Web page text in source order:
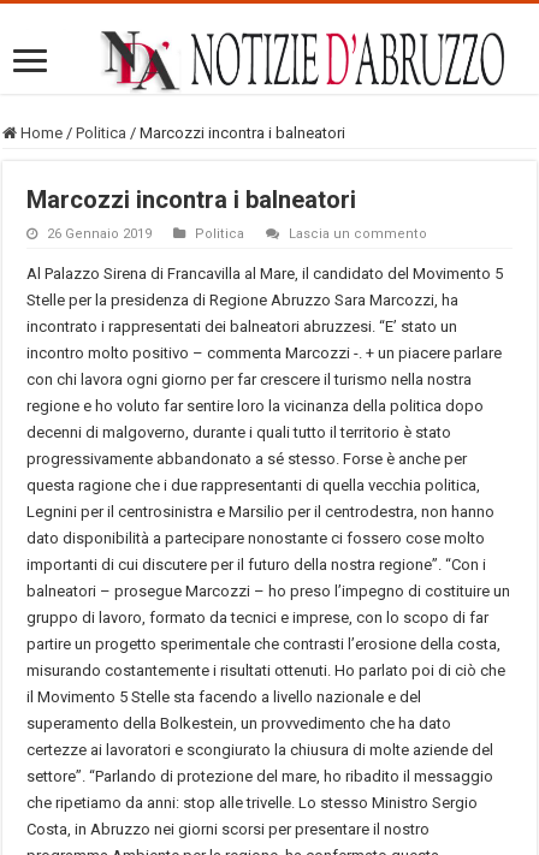
Home / Politica / Marcozzi incontra i balneatori
Marcozzi incontra i balneatori
26 Gennaio 2019 Politica Lascia un commento
Al Palazzo Sirena di Francavilla al Mare, il candidato del Movimento 5
Stelle per la presidenza di Regione Abruzzo Sara Marcozzi, ha
incontrato i rappresentati dei balneatori abruzzesi. “E’ stato un
incontro molto positivo – commenta Marcozzi -. + un piacere parlare
con chi lavora ogni giorno per far crescere il turismo nella nostra
regione e ho voluto far sentire loro la vicinanza della politica dopo
decenni di malgoverno, durante i quali tutto il territorio è stato
progressivamente abbandonato a sé stesso. Forse è anche per
questa ragione che i due rappresentanti di quella vecchia politica,
Legnini per il centrosinistra e Marsilio per il centrodestra, non hanno
dato disponibilità a partecipare nonostante ci fossero cose molto
importanti di cui discutere per il futuro della nostra regione”. “Con i
balneatori – prosegue Marcozzi – ho preso l’impegno di costituire un
gruppo di lavoro, formato da tecnici e imprese, con lo scopo di far
partire un progetto sperimentale che contrasti l’erosione della costa,
misurando costantemente i risultati ottenuti. Ho parlato poi di ciò che
il Movimento 5 Stelle sta facendo a livello nazionale e del
superamento della Bolkestein, un provvedimento che ha dato
certezze ai lavoratori e scongiurato la chiusura di molte aziende del
settore”. “Parlando di protezione del mare, ho ribadito il messaggio
che ripetiamo da anni: stop alle trivelle. Lo stesso Ministro Sergio
Costa, in Abruzzo nei giorni scorsi per presentare il nostro